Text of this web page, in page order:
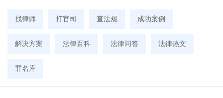
找律师 打官司 查法规 成功案例
解决方案 法律百科 法律问答 法律热文
罪名库